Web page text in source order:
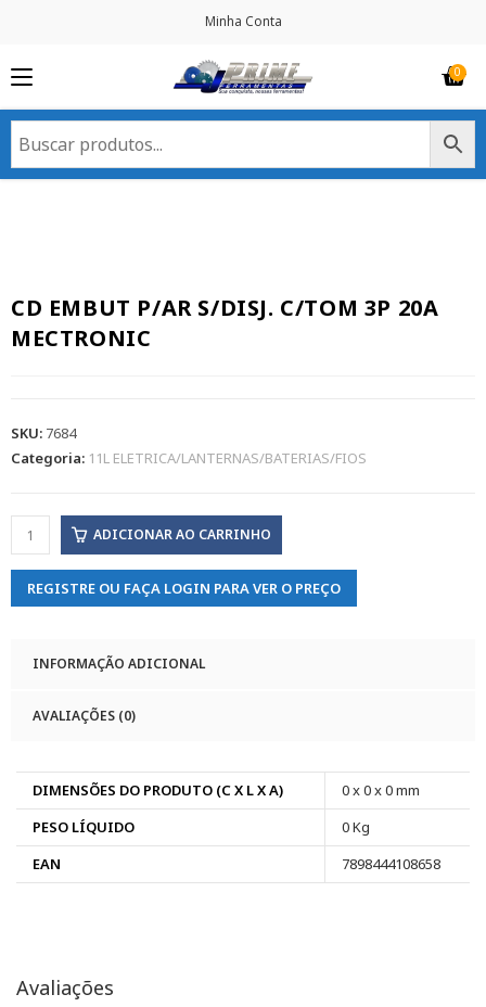
Minha Conta
CD EMBUT P/AR S/DISJ. C/TOM 3P 20A
MECTRONIC
SKU: 7684
Categoria: 11L ELETRICA/LANTERNAS/BATERIAS/FIOS
ADICIONAR AO CARRINHO
REGISTRE OU FAÇA LOGIN PARA VER O PREÇO
INFORMAÇÃO ADICIONAL
AVALIAÇÕES (0)
DIMENSÕES DO PRODUTO (C X L X A)
0 x 0 x 0 mm
PESO LÍQUIDO
0 Kg
EAN
7898444108658
Avaliações